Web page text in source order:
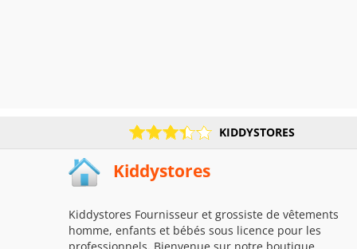
KIDDYSTORES
Kiddystores
Kiddystores Fournisseur et grossiste de vêtements
homme, enfants et bébés sous licence pour les
professionnels. Bienvenue sur notre boutique